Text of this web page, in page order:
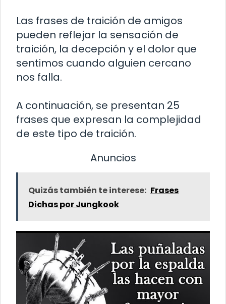
Las frases de traición de amigos
pueden reflejar la sensación de
traición, la decepción y el dolor que
sentimos cuando alguien cercano
nos falla.
A continuación, se presentan 25
frases que expresan la complejidad
de este tipo de traición.
Anuncios
Quizás también te interese: Frases
Dichas por Jungkook